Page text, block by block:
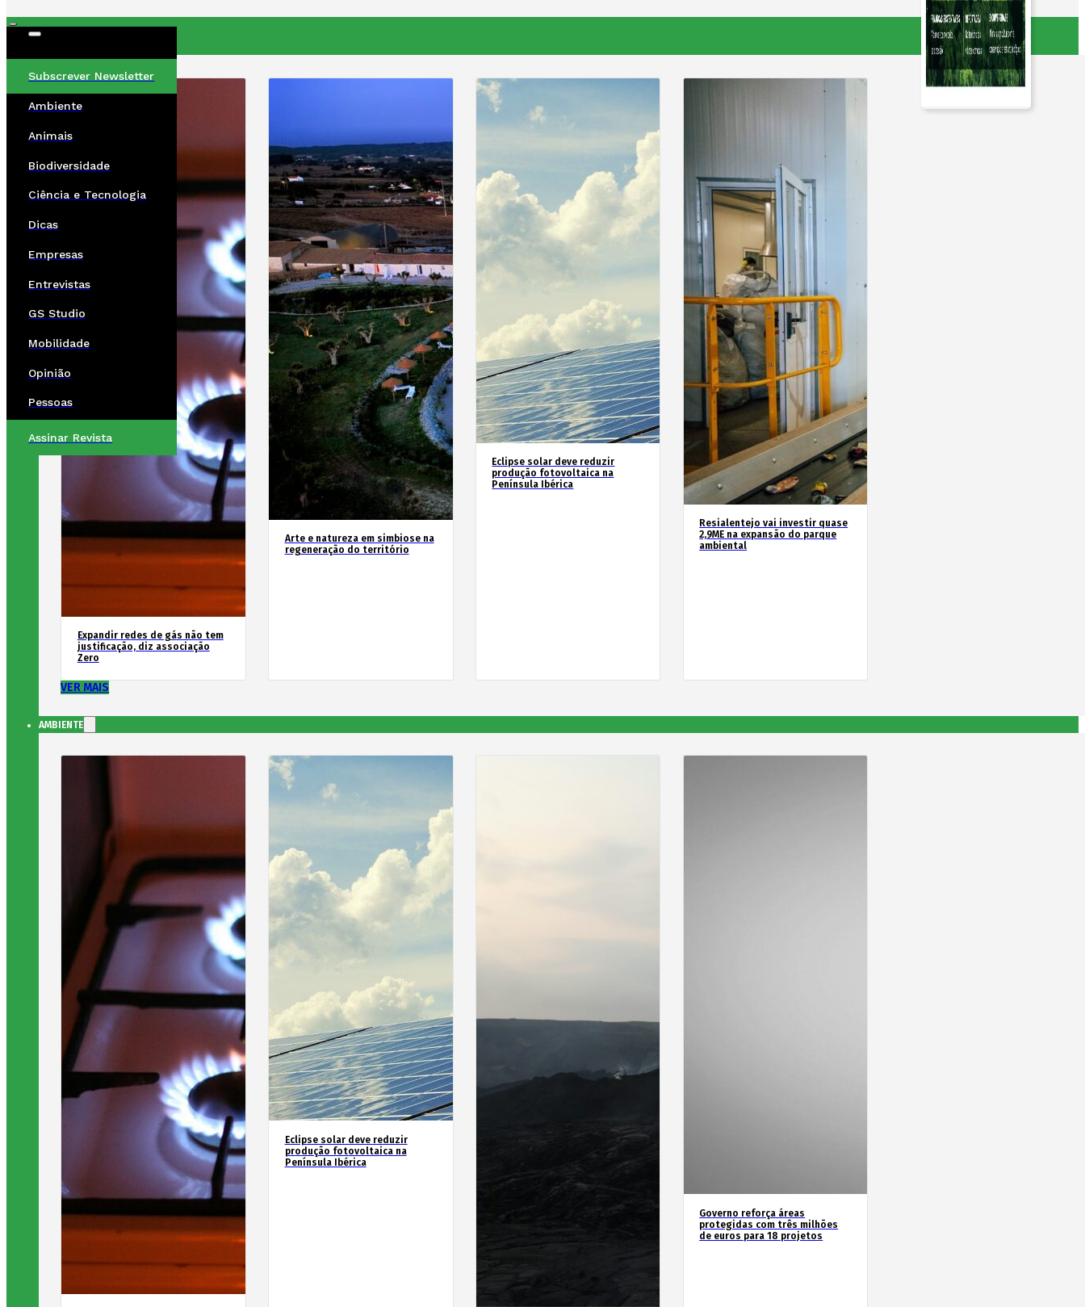
Subscrever Newsletter
Ambiente
Animais
Biodiversidade
Ciência e Tecnologia
Dicas
Empresas
Entrevistas
GS Studio
Mobilidade
Opinião
Pessoas
Assinar Revista
Expandir redes de gás não tem
justificação, diz associação
Zero
Arte e natureza em simbiose na
regeneração do território
Eclipse solar deve reduzir
produção fotovoltaica na
Península Ibérica
Resialentejo vai investir quase
2,9ME na expansão do parque
ambiental
VER MAIS
AMBIENTE
Eclipse solar deve reduzir
produção fotovoltaica na
Península Ibérica
Governo reforça áreas
protegidas com três milhões
de euros para 18 projetos